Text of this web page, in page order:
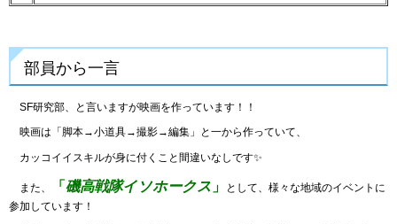
部員から一言
SF研究部、と言いますが映画を作っています！！
映画は「脚本→小道具→撮影→編集」と一から作っていて、
カッコイイスキルが身に付くこと間違いなしです✨
また、 「 磯高戦隊イソホークス 」
として、様々な地域のイベントに
参加しています！